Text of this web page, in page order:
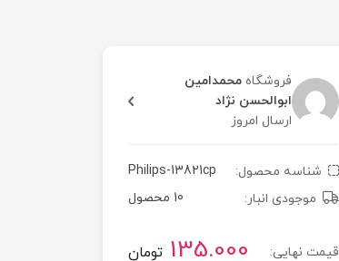
فروشگاه محمدامین
ابوالحسن نژاد
ارسال امروز
شناسه محصول:
Philips-13821cp
موجودی انبار:
10 محصول
قیمت نهایی: تومان135.000